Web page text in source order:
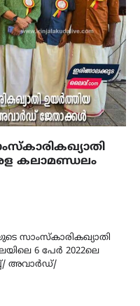
കലാമണ്ഡലം
സാംസ്കാരികഖ്യാതി
6 പേർ 2022ലെ
അവാർഡ്/